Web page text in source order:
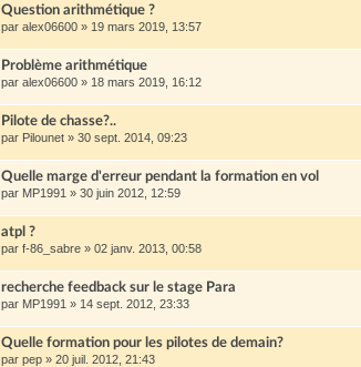
Question arithmétique ?
par alex06600 » 19 mars 2019, 13:57
Problème arithmétique
par alex06600 » 18 mars 2019, 16:12
Pilote de chasse?..
par Pilounet » 30 sept. 2014, 09:23
Quelle marge d'erreur pendant la formation en vol
par MP1991 » 30 juin 2012, 12:59
atpl ?
par f-86_sabre » 02 janv. 2013, 00:58
recherche feedback sur le stage Para
par MP1991 » 14 sept. 2012, 23:33
Quelle formation pour les pilotes de demain?
par pep » 20 juil. 2012, 21:43